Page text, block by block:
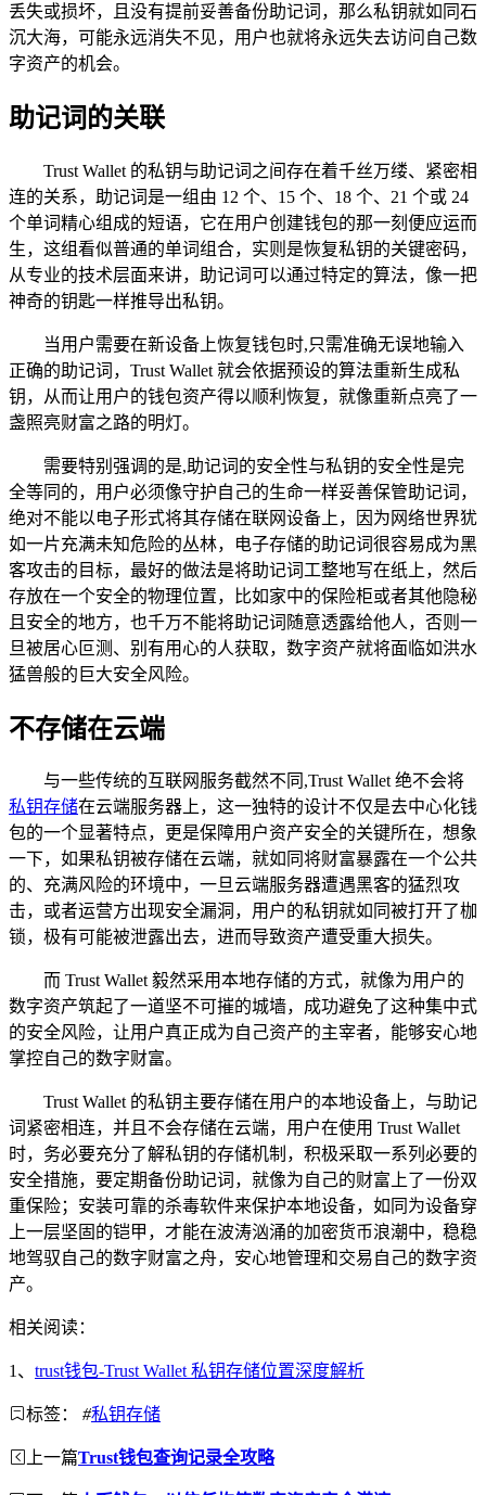
丢失或损坏，且没有提前妥善备份助记词，那么私钥就如同石
沉大海，可能永远消失不见，用户也就将永远失去访问自己数
字资产的机会。
助记词的关联
Trust Wallet 的私钥与助记词之间存在着千丝万缕、紧密相
连的关系，助记词是一组由 12 个、15 个、18 个、21 个或 24
个单词精心组成的短语，它在用户创建钱包的那一刻便应运而
生，这组看似普通的单词组合，实则是恢复私钥的关键密码，
从专业的技术层面来讲，助记词可以通过特定的算法，像一把
神奇的钥匙一样推导出私钥。
当用户需要在新设备上恢复钱包时,只需准确无误地输入
正确的助记词，Trust Wallet 就会依据预设的算法重新生成私
钥，从而让用户的钱包资产得以顺利恢复，就像重新点亮了一
盏照亮财富之路的明灯。
需要特别强调的是,助记词的安全性与私钥的安全性是完
全等同的，用户必须像守护自己的生命一样妥善保管助记词，
绝对不能以电子形式将其存储在联网设备上，因为网络世界犹
如一片充满未知危险的丛林，电子存储的助记词很容易成为黑
客攻击的目标，最好的做法是将助记词工整地写在纸上，然后
存放在一个安全的物理位置，比如家中的保险柜或者其他隐秘
且安全的地方，也千万不能将助记词随意透露给他人，否则一
旦被居心叵测、别有用心的人获取，数字资产就将面临如洪水
猛兽般的巨大安全风险。
不存储在云端
与一些传统的互联网服务截然不同,Trust Wallet 绝不会将
私钥存储在云端服务器上，这一独特的设计不仅是去中心化钱
包的一个显著特点，更是保障用户资产安全的关键所在，想象
一下，如果私钥被存储在云端，就如同将财富暴露在一个公共
的、充满风险的环境中，一旦云端服务器遭遇黑客的猛烈攻
击，或者运营方出现安全漏洞，用户的私钥就如同被打开了枷
锁，极有可能被泄露出去，进而导致资产遭受重大损失。
而 Trust Wallet 毅然采用本地存储的方式，就像为用户的
数字资产筑起了一道坚不可摧的城墙，成功避免了这种集中式
的安全风险，让用户真正成为自己资产的主宰者，能够安心地
掌控自己的数字财富。
Trust Wallet 的私钥主要存储在用户的本地设备上，与助记
词紧密相连，并且不会存储在云端，用户在使用 Trust Wallet
时，务必要充分了解私钥的存储机制，积极采取一系列必要的
安全措施，要定期备份助记词，就像为自己的财富上了一份双
重保险；安装可靠的杀毒软件来保护本地设备，如同为设备穿
上一层坚固的铠甲，才能在波涛汹涌的加密货币浪潮中，稳稳
地驾驭自己的数字财富之舟，安心地管理和交易自己的数字资
产。
相关阅读：
1、 trust钱包-Trust Wallet 私钥存储位置深度解析
标签： #私钥存储
上一篇Trust钱包查询记录全攻略